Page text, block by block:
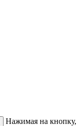
Нажимая на кнопку,